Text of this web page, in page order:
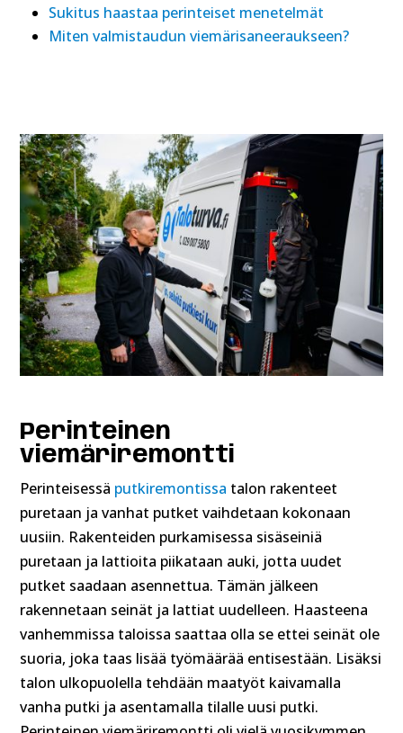
Sukitus haastaa perinteiset menetelmät
Miten valmistaudun viemärisaneeraukseen?
Perinteinen
viemäriremontti
Perinteisessä putkiremontissa talon rakenteet
puretaan ja vanhat putket vaihdetaan kokonaan
uusiin. Rakenteiden purkamisessa sisäseiniä
puretaan ja lattioita piikataan auki, jotta uudet
putket saadaan asennettua. Tämän jälkeen
rakennetaan seinät ja lattiat uudelleen. Haasteena
vanhemmissa taloissa saattaa olla se ettei seinät ole
suoria, joka taas lisää työmäärää entisestään. Lisäksi
talon ulkopuolella tehdään maatyöt kaivamalla
vanha putki ja asentamalla tilalle uusi putki.